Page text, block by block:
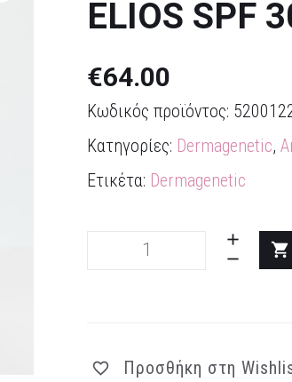
ELIOS SPF
€64.00
Κωδικός προϊόντος:
Κατηγορίες: Dermagenetic,
Ετικέτα: Dermagenetic
Προσθήκη στη